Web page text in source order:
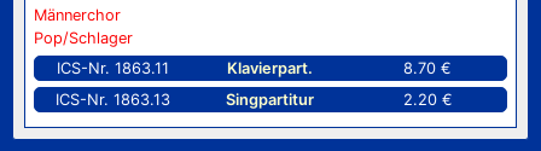
Männerchor
Pop/Schlager
ICS-Nr. 1863.11
Klavierpart.
8.70 €
ICS-Nr. 1863.13
Singpartitur 2.20 €